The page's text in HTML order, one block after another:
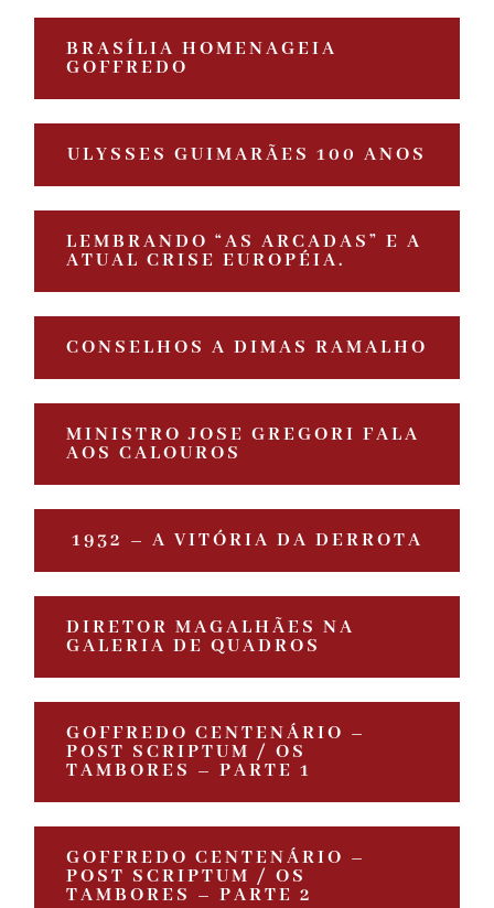
BRASÍLIA HOMENAGEIA
GOFFREDO
ULYSSES GUIMARÃES 100 ANOS
LEMBRANDO “AS ARCADAS” E A
ATUAL CRISE EUROPÉIA.
CONSELHOS A DIMAS RAMALHO
MINISTRO JOSE GREGORI FALA
AOS CALOUROS
1932 – A VITÓRIA DA DERROTA
DIRETOR MAGALHÃES NA
GALERIA DE QUADROS
GOFFREDO CENTENÁRIO –
POST SCRIPTUM / OS
TAMBORES – PARTE 1
GOFFREDO CENTENÁRIO –
POST SCRIPTUM / OS
TAMBORES – PARTE 2